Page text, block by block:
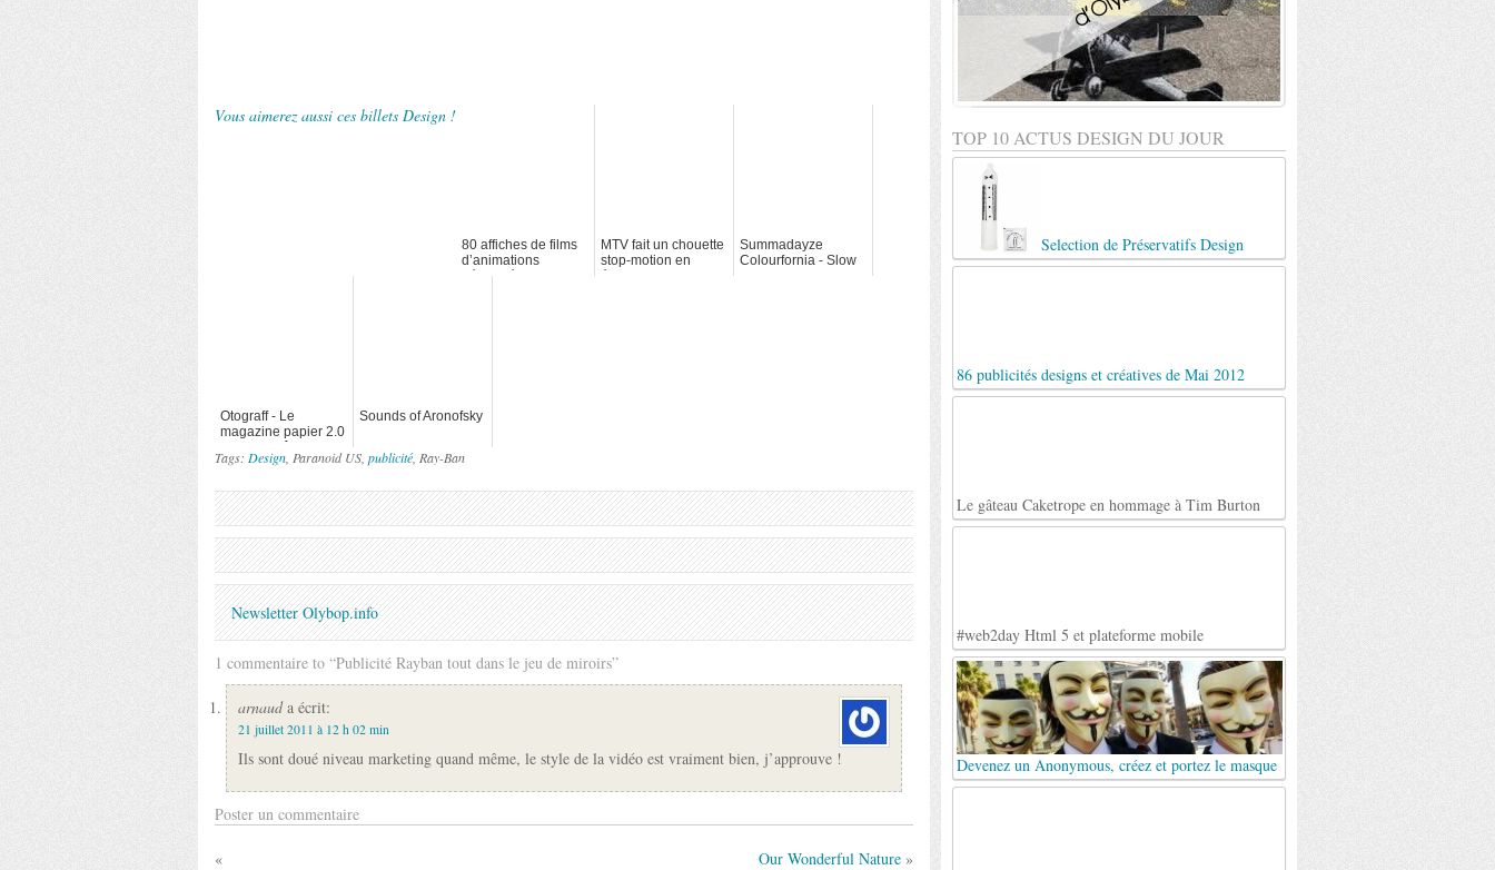
Vous aimerez aussi ces billets Design !
80 affiches de films
d’animations
détournées
MTV fait un chouette
stop-motion en
Summadayze
Colourfornia - Slow
Otograff - Le
magazine papier 2.0
l'auteur
Sounds of Aronofsky
Tags: Design , Paranoid US, publicité , Ray-Ban
Newsletter Olybop.info
1 commentaire to “Publicité Rayban tout dans le jeu de miroirs”
arnauda écrit:
21 juillet 2011 à 12 h 02 min
Ils sont doué niveau marketing quand même, le style de la vidéo est vraiment bien, j’approuve !
Poster un commentaire
« Our Wonderful Nature »
TOP 10 ACTUS DESIGN DU JOUR
Selection de Préservatifs Design
86 publicités designs et créatives de Mai 2012
Le gâteau Caketrope en hommage à Tim Burton
#web2day Html 5 et plateforme mobile
Devenez un Anonymous, créez et portez le masque